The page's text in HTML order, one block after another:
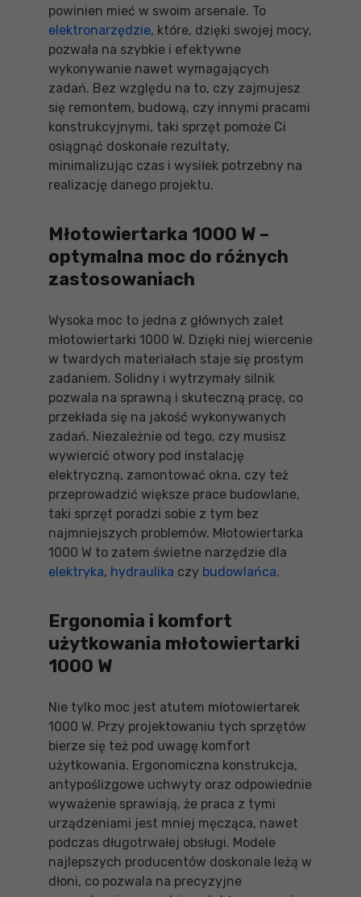
powinien mieć w swoim arsenale. To
elektronarzędzie, które, dzięki swojej mocy,
pozwala na szybkie i efektywne
wykonywanie nawet wymagających
zadań. Bez względu na to, czy zajmujesz
się remontem, budową, czy innymi pracami
konstrukcyjnymi, taki sprzęt pomoże Ci
osiągnąć doskonałe rezultaty,
minimalizując czas i wysiłek potrzebny na
realizację danego projektu.
Młotowiertarka 1000 W –
optymalna moc do różnych
zastosowaniach
Wysoka moc to jedna z głównych zalet
młotowiertarki 1000 W. Dzięki niej wiercenie
w twardych materiałach staje się prostym
zadaniem. Solidny i wytrzymały silnik
pozwala na sprawną i skuteczną pracę, co
przekłada się na jakość wykonywanych
zadań. Niezależnie od tego, czy musisz
wywiercić otwory pod instalację
elektryczną, zamontować okna, czy też
przeprowadzić większe prace budowlane,
taki sprzęt poradzi sobie z tym bez
najmniejszych problemów. Młotowiertarka
1000 W to zatem świetne narzędzie dla
elektryka, hydraulika czy budowlańca.
Ergonomia i komfort
użytkowania młotowiertarki
1000 W
Nie tylko moc jest atutem młotowiertarek
1000 W. Przy projektowaniu tych sprzętów
bierze się też pod uwagę komfort
użytkowania. Ergonomiczna konstrukcja,
antypoślizgowe uchwyty oraz odpowiednie
wyważenie sprawiają, że praca z tymi
urządzeniami jest mniej męcząca, nawet
podczas długotrwałej obsługi. Modele
najlepszych producentów doskonale leżą w
dłoni, co pozwala na precyzyjne